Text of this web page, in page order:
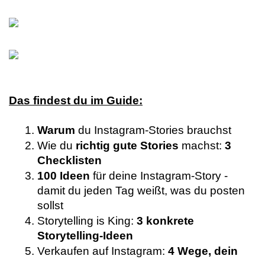
Das findest du im Guide:
Warum du Instagram-Stories brauchst
Wie du richtig gute Stories machst: 3
Checklisten
100 Ideen für deine Instagram-Story -
damit du jeden Tag weißt, was du posten
sollst
Storytelling is King: 3 konkrete
Storytelling-Ideen
Verkaufen auf Instagram: 4 Wege, dein